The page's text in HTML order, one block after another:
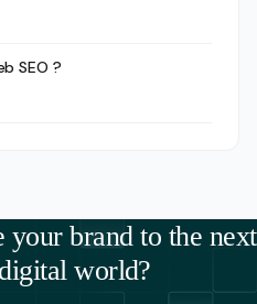
SEO ?
your brand to the next
world?